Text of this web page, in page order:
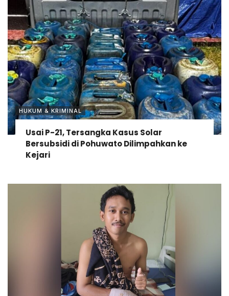
HUKUM & KRIMINAL
Usai P-21, Tersangka Kasus Solar
Bersubsidi di Pohuwato Dilimpahkan ke
Kejari